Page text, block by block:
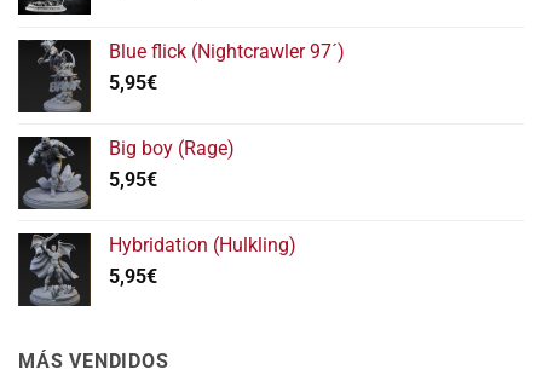
desde
11,95€
Blue flick (Nightcrawler 97´)
5,95€
Big boy (Rage)
5,95€
Hybridation (Hulkling)
5,95€
MÁS VENDIDOS